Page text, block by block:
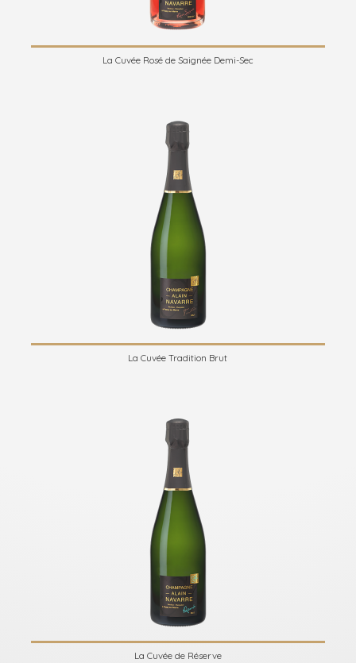
La Cuvée Rosé de Saignée Demi-Sec
La Cuvée Tradition Brut
La Cuvée de Réserve